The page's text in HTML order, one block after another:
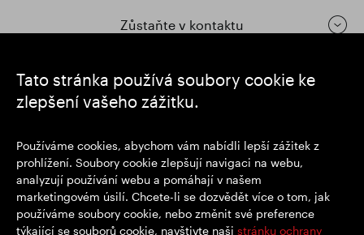
Tato stránka používá soubory cookie ke
zlepšení vašeho zážitku.
Používáme cookies, abychom vám nabídli lepší zážitek z
prohlížení. Soubory cookie zlepšují navigaci na webu,
analyzují používání webu a pomáhají v našem
marketingovém úsilí. Chcete-li se dozvědět více o tom, jak
používáme soubory cookie, nebo změnit své preference
týkající se souborů cookie, navštivte naši stránku ochrany
Zůstaňte v kontaktu
https://www.linkedin.com/
https://www.youtube.com/
https://twitter.com/
Sídlo: 1 New Burlington Place, Londýn W1S 2HR
Registrační číslo Spojeného království 167591
Místo registrace: Anglie a Wales